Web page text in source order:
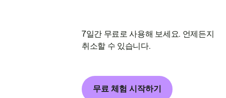
7일간 무료로 사용해 보세요. 언제든지
취소할 수 있습니다.
무료 체험 시작하기